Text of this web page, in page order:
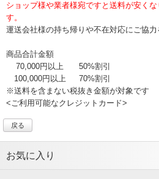
ショップ様や業者様宛ですと送料が安く
す。
運送会社様の持ち帰りや不在対応にご協力
商品合計金額
70,000円以上
50%割引
100,000円以上
70%割引
※送料を含まない税抜き金額が対象です
<ご利用可能なクレジットカード>
戻る
お気に入り